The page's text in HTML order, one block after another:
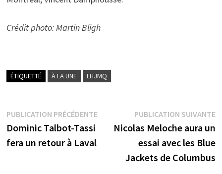
Crédit photo: Martin Bligh
ÉTIQUETTÉ À LA UNE LHJMQ
Navigation
de
PUBLICATION PRÉCÉDENTEPublication
précédente :
Dominic Talbot-Tassi
fera un retour à Laval
PUBLICATION SUIVANTE
Nicolas Meloche aura un
essai avec les Blue
Jackets de Columbus